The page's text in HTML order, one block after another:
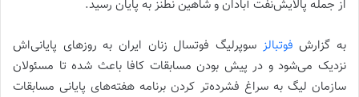
از جمله پالایش‌نفت آبادان و شاهین نطنز به پایان رسید.
به گزارش فوتبالز سوپرلیگ فوتسال زنان ایران به روزهای پایانی‌اش
نزدیک می‌شود و در پیش بودن مسابقات کافا باعث شده تا مسئولان
سازمان لیگ به سراغ فشرده‌تر کردن برنامه هفته‌های پایانی مسابقات